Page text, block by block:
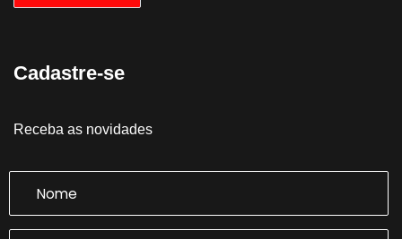
Cadastre-se
Receba as novidades